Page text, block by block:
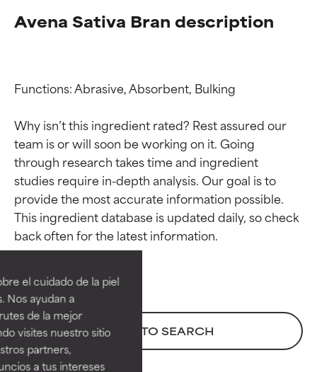
el cuidado de la piel
Nos ayudan a
de la mejor
visites nuestro sitio
partners,
a tus intereses
Avena Sativa Bran description
Functions: Abrasive, Absorbent, Bulking
Why isn’t this ingredient rated? Rest assured our
team is or will soon be working on it. Going
through research takes time and ingredient
studies require in-depth analysis. Our goal is to
provide the most accurate information possible.
This ingredient database is updated daily, so check
BACK TO SEARCH
Calificaciones de
ingredientes
EXCELENTE
Ingrediente sobresaliente con
beneficios reales para la piel. Su
Calificaciones de
ingredientes
EXCELENTE
Ingrediente sobresaliente con
beneficios reales para la piel. Su